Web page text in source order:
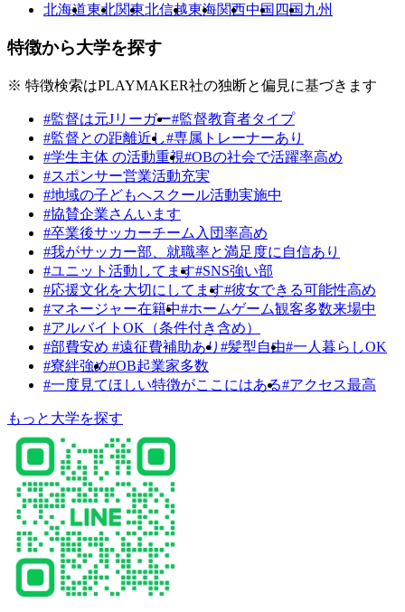
北海道東北関東北信越東海関西中国 四国九州
特徴から大学を探す
※ 特徴検索はPLAYMAKER社の独断と偏見に基づきます
#監督は元Jリーガー#監督教育者タイプ
#監督との距離近し#専属トレーナーあり
#学生主体 の活動重視#OBの社会で活躍率高め
#スポンサー営業活動充実
#地域の子どもへスクール活動実施中
#協賛企業さんいます
#卒業後サッカーチーム入団率高め
#我がサッカー部、就職率と満足度に自信あり
#ユニット活動してます#SNS強い部
#応援文化を大切にしてます#彼女できる可能性高め
#マネージャー在籍中#ホームゲーム観客多数来場中
#アルバイトOK（条件付き含め）
#部費安め #遠征費補助あり #髪型自由#一人暮らしOK
#寮絆強め#OB起業家多数
#一度見てほしい特徴がここにはある#アクセス最高
もっと大学を探す